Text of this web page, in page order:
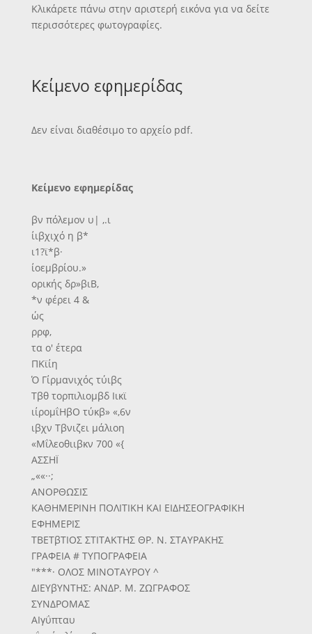
Κλικάρετε πάνω στην αριστερή εικόνα για να δείτε
περισσότερες φωτογραφίες.
Κείμενο εφημερίδας
Δεν είναι διαθέσιμο το αρχείο pdf.
Κείμενο εφημερίδας
βν πόλεμον υ| ,.ι
ίιβχιχό η β*
ι1?ϊ*β·
ίοεμβρίου.»
ορικής δρ»βιΒ,
*ν φέρει 4 &
ώς
ρρφ,
τα ο' έτερα
ΠΚϊίη
Ό Γίρμανιχός τύιβς
Τβθ τορπιλιομβδ Ιικϊ
ιίρομΐΗβΟ τύκβ» «,6ν
ιβχν Τβνιζει μάλιοη
«Μΐλεοθιιβκν 700 «{
ΑΣΣΗΪ
„««··;
ΑΝΟΡΘΩΣΙΣ
ΚΑΘΗΜΕΡΙΝΗ ΠΟΛΙΤΙΚΗ ΚΑΙ ΕΙΔΗΣΕΟΓΡΑΦΙΚΗ
ΕΦΗΜΕΡΙΣ
ΤΒΕΤβΤΙΟΣ ΣΤΙΤΑΚΤΗΣ ΘΡ. Ν. ΣΤΑΥΡΑΚΗΣ
ΓΡΑΦΕΙΑ # ΤΥΠΟΓΡΑΦΕΙΑ
"***· ΟΛΟΣ ΜΙΝΟΤΑΥΡΟΥ ^
ΔΙΕΥβΥΝΤΗΣ: ΑΝΔΡ. Μ. ΖΩΓΡΑΦΟΣ
ΣΥΝΔΡΟΜΑΣ
ΑΙγΰπταυ